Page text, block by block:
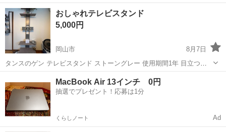
⚠️ 当店はリサイクルショップの為、原則として 返品・交換や修理等の
対応は致しかねます。 家電等に関しましては、ご購入から３日以内に
商品の不備や故障があっ...
岡山 倉敷市 弥生駅 収納家具 商品
おしゃれテレビスタンド
5,000円
岡山市
8月7日
タンスのゲン テレビスタンド ストーングレー 使用期間1年 目立つ汚
れや傷なしです よろしくお願いしますスタンド
MacBook Air 13インチ 0円
抽選でプレゼント！応募は1分
くらしノート Ad